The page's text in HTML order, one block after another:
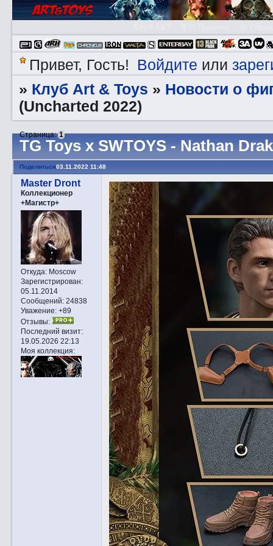
Привет, Гость! Войдите или
» Клуб Art & Toys » ­Новости о
(Uncharted 2022)
TG Toys x SWTOYS - Nathan
Страница:1
Поделиться03.11.2022 11:48
Master Dront
Коллекционер
+Магистр+
Откуда:Moscow
Зарегистрирован:
05.11.2014
Сообщений:24838
Уважение: +89
Отзывы:
Последний визит:
19.05.2026 22:13
Моя коллекция: